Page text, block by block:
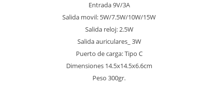
Entrada 9V/3A
Salida movil: 5W/7.5W/10W/15W
Salida reloj: 2.5W
Salida auriculares_ 3W
Puerto de carga: Tipo C
Dimensiones 14.5x14.5x6.6cm
Peso 300gr.